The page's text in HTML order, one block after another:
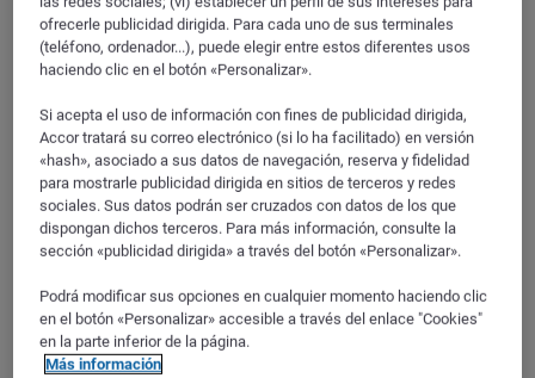
Servicios de televisión
Servicio y Equipamiento
Accesibilidad y seguridad
Instalaciones eléctricas
15000PRAGUE
REPÚBLICA CHECA
GPS:50.072216, 14.400606
Teléfono
+420 221 701 700
Fax
+420 221 701 801
Correo electrónico de contacto
H5211@accor.com
Acceso y transporte (3)
ANDEL - LINE B
ofrecerle publicidad dirigida. Para cada uno de sus terminales
(teléfono, ordenador...), puede elegir entre estos diferentes usos
haciendo clic en el botón «Personalizar».
Si acepta el uso de información con fines de publicidad dirigida,
Accor tratará su correo electrónico (si lo ha facilitado) en versión
«hash», asociado a sus datos de navegación, reserva y fidelidad
para mostrarle publicidad dirigida en sitios de terceros y redes
sociales. Sus datos podrán ser cruzados con datos de los que
dispongan dichos terceros. Para más información, consulte la
sección «publicidad dirigida» a través del botón «Personalizar».
Podrá modificar sus opciones en cualquier momento haciendo clic
en el botón «Personalizar» accesible a través del enlace "Cookies"
en la parte inferior de la página.
Más información